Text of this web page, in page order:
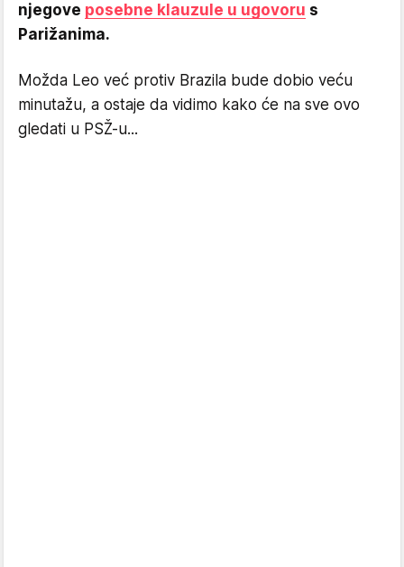
njegove posebne klauzule u ugovoru s
Parižanima.
Možda Leo već protiv Brazila bude dobio veću
minutažu, a ostaje da vidimo kako će na sve ovo
gledati u PSŽ-u...